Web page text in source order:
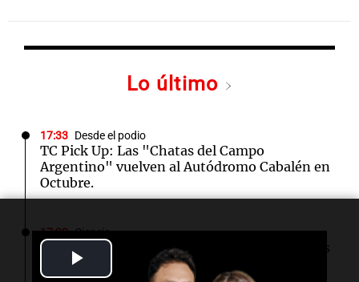
Lo último
17:33 Desde el podio
TC Pick Up: Las "Chatas del Campo
Argentino" vuelven al Autódromo Cabalén en
Octubre.
17:32 Ciencia
Estudio en la Antártida revela riesgos sociales
para astronautas en misiones prolongadas